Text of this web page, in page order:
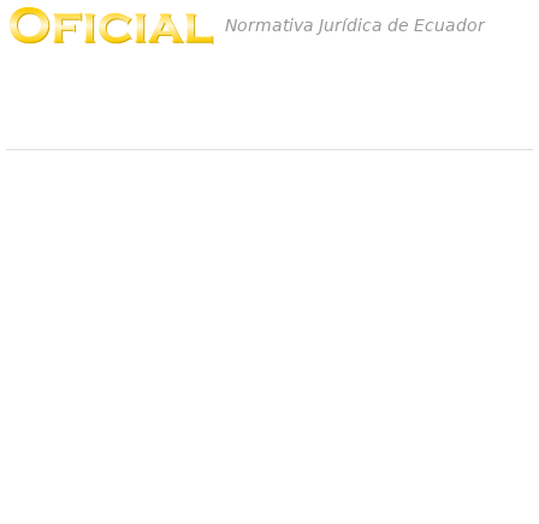
Normativa Jurídica de Ecuador